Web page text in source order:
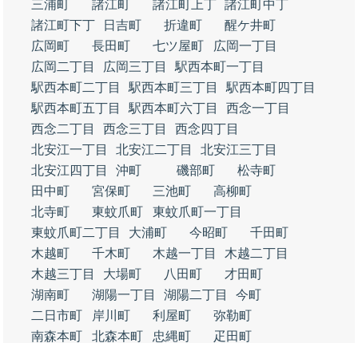
三浦町
諸江町 諸江町上丁 諸江町中丁
諸江町下丁
日吉町 折違町
醒ケ井町
広岡町
長田町 七ツ屋町
広岡一丁目
広岡二丁目
広岡三丁目
駅西本町一丁目
駅西本町二丁目
駅西本町三丁目
駅西本町四丁目
駅西本町五丁目
駅西本町六丁目
西念一丁目
西念二丁目
西念三丁目
西念四丁目
北安江一丁目
北安江二丁目
北安江三丁目
北安江四丁目
沖町 磯部町
松寺町
田中町
宮保町 三池町
高柳町
北寺町
東蚊爪町
東蚊爪町一丁目
東蚊爪町二丁目
大浦町 今昭町
千田町
木越町
千木町 木越一丁目
木越二丁目
木越三丁目
大場町 八田町
才田町
湖南町
湖陽一丁目 湖陽二丁目
今町
二日市町
岸川町 利屋町
弥勒町
南森本町
北森本町 忠縄町
疋田町